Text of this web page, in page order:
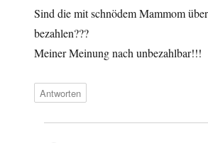
Sind die mit schnödem Mammom
bezahlen???
Meiner Meinung nach unbezahlbar!!!
Antworten